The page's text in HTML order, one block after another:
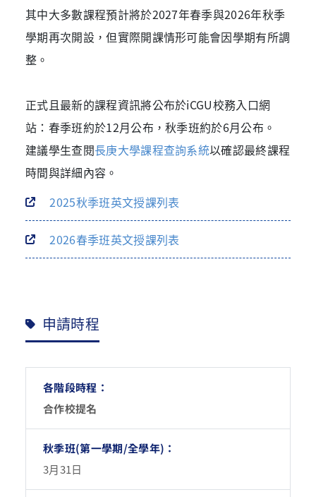
其中大多數課程預計將於2027年春季與2026年秋季
學期再次開設，但實際開課情形可能會因學期有所調
整。
正式且最新的課程資訊將公布於iCGU校務入口網
站：春季班約於12月公布，秋季班約於6月公布。
建議學生查閱長庚大學課程查詢系統以確認最終課程
時間與詳細內容。
2025秋季班英文授課列表
2026春季班英文授課列表
申請時程
合作校提名
3月31日